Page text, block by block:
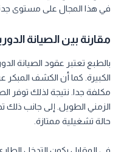
في هذا المجال على مستوى
مقارنة بين الصيانة
بالطبع تعتبر عقود الصيانة
الكبيرة. كما أن الكشف
مكلفة جدا. نتيجة لذلك توفر
الزمني الطويل. إلى جانب ذلك
حالة تشغيلية ممتازة.
في المقابل يكون التدخل